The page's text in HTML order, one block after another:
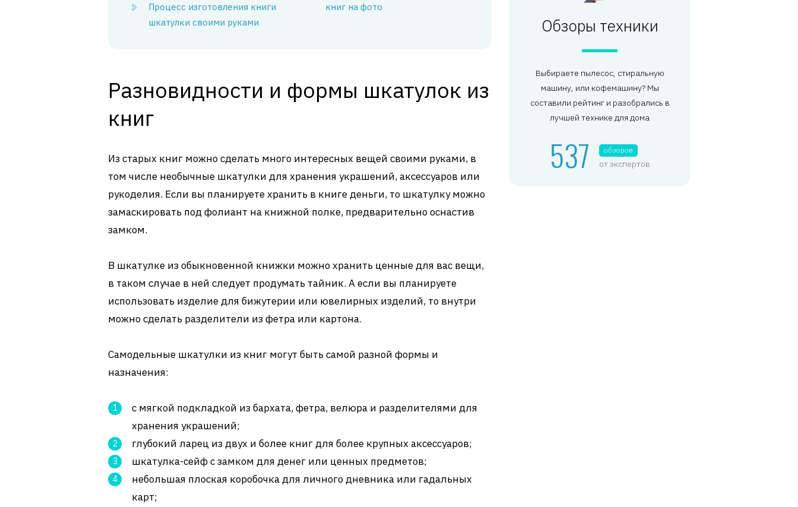
Процесс изготовления книги
шкатулки своими руками
книг на фото
Разновидности и формы шкатулок из
книг
Из старых книг можно сделать много интересных вещей своими руками, в
том числе необычные шкатулки для хранения украшений, аксессуаров или
рукоделия. Если вы планируете хранить в книге деньги, то шкатулку можно
замаскировать под фолиант на книжной полке, предварительно оснастив
замком.
В шкатулке из обыкновенной книжки можно хранить ценные для вас вещи,
в таком случае в ней следует продумать тайник. А если вы планируете
использовать изделие для бижутерии или ювелирных изделий, то внутри
можно сделать разделители из фетра или картона.
Самодельные шкатулки из книг могут быть самой разной формы и
назначения:
с мягкой подкладкой из бархата, фетра, велюра и разделителями для
хранения украшений;
глубокий ларец из двух и более книг для более крупных аксессуаров;
шкатулка-сейф с замком для денег или ценных предметов;
небольшая плоская коробочка для личного дневника или гадальных
карт;
Обзоры техники
Выбираете пылесос, стиральную
машину, или кофемашину? Мы
составили рейтинг и разобрались в
лучшей технике для дома
537 обзоров
от экспертов